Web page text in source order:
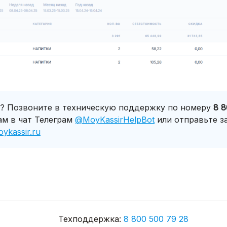
Позвоните в техническую поддержку по номеру 8
в чат Телеграм @MoyKassirHelpBotили отправьте
Техподдержка: 8 800 500 79 28